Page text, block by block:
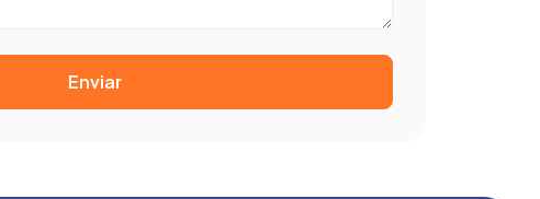
Enviar